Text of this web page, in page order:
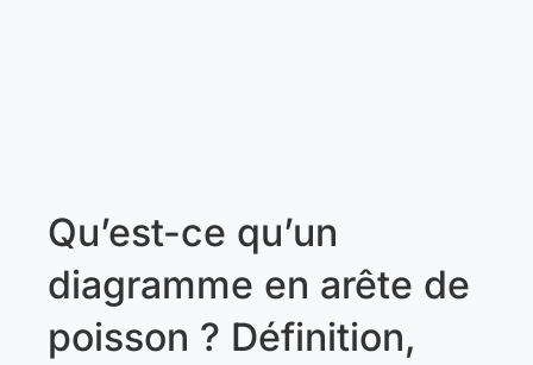
Qu’est-ce qu’un
diagramme en arête de
poisson ? Définition,